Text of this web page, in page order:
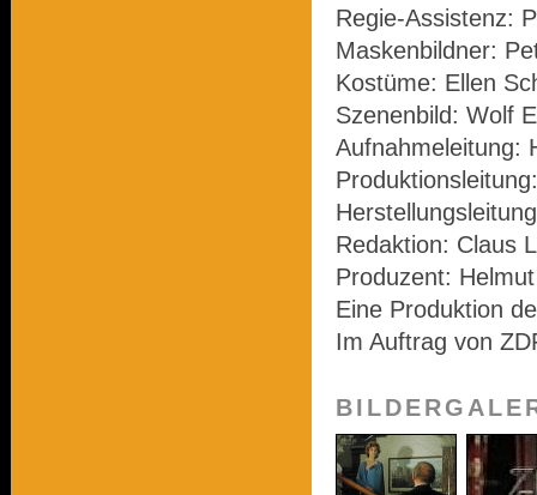
Regie-Assistenz:
Maskenbildner:
Kostüme: Ellen
Szenenbild: Wolf
Aufnahmeleitung:
Redaktion: Claus
Produzent:
Eine Produktion
Im Auftrag von